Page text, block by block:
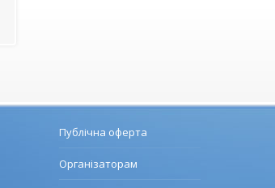
Публічна оферта
Організаторам